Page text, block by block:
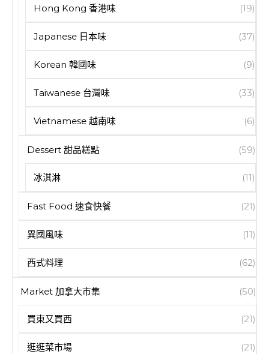
Hong Kong 香港味 (19)
Japanese 日本味 (37)
Korean 韓國味 (9)
Taiwanese 台灣味 (33)
Vietnamese 越南味 (6)
Dessert 甜品糕點 (59)
冰淇淋 (11)
Fast Food 速食快餐 (21)
異國風味 (11)
西式料理 (62)
Market 加拿大市集 (50)
買東又買西 (21)
逛逛菜市場 (21)